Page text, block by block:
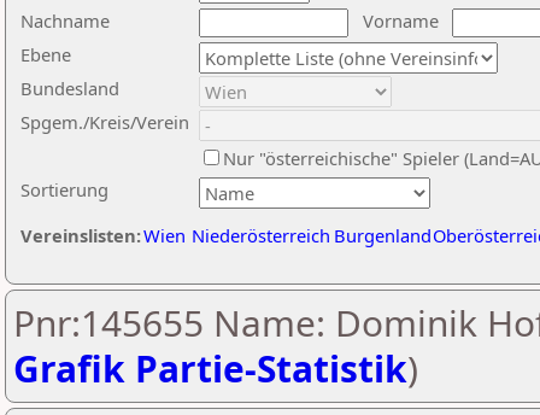
Nachname
Vorname
Ebene
Sortierung
Bundesland
Spgem./Kreis/Verein
Nur "österreichische" Spieler
Vereinslisten:Wien Niederösterreich Burgenland
Pnr:145655 Name: Dominik
Grafik Partie-Statistik)